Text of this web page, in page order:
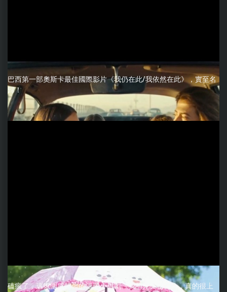
巴西第一部奧斯卡最佳國際影片《我仍在此/我依然在此》，實至名
歸！
磕瘋了，這氛圍感超強的溫暖小甜劇《我的完美秘書》，真的很上